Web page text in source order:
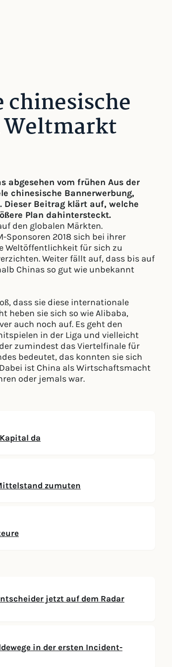
chinesische
Weltmarkt
abgesehen vom frühen Aus der
chinesische Bannerwerbung,
Beitrag klärt auf, welche
Plan dahintersteckt.
den globalen Märkten.
Sponsoren 2018 sich bei ihrer
Weltöffentlichkeit für sich zu
Weiter fällt auf, dass bis auf
Chinas so gut wie unbekannt
dass sie diese internationale
heben sie sich so wie Alibaba,
auch noch auf. Es geht den
in der Liga und vielleicht
zumindest das Viertelfinale für
bedeutet, das konnten sie sich
ist China als Wirtschaftsmacht
oder jemals war.
da
zumuten
jetzt auf dem Radar
in der ersten Incident-